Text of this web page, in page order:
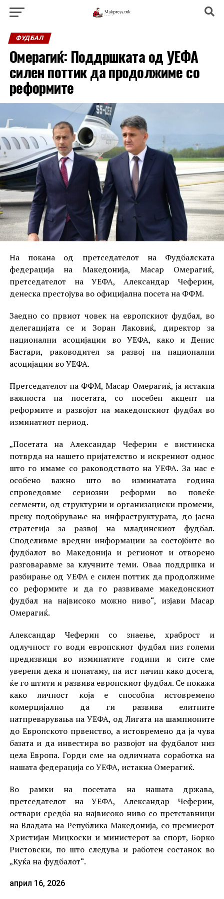
ФУДБАЛ
Омерагиќ: Поддршката од УЕФА
силен поттик да продолжиме со
реформите
На покана од претседателот на Фудбалската
федерација на Македонија, Масар Омерагиќ,
претседателот на УЕФА, Александар Чеферин,
денеска престојува во официјална посета на ФФМ.
Заедно со првиот човек на европскиот фудбал, во
делегацијата се и Зоран Лаковиќ, директор за
национални асоцијации во УЕФА, како и Денис
Бастари, раководител за развој на национални
асоцијации во УЕФА.
Претседателот на ФФМ, Масар Омерагиќ, ја истакна
важноста на посетата, со посебен акцент на
реформите и развојот на македонскиот фудбал во
изминатиот период.
„Посетата на Александар Чеферин е вистинска
потврда на нашето пријателство и искрениот однос
што го имаме со раководството на УЕФА. За нас е
особено важно што во изминатата година
спроведовме сериозни реформи во повеќе
сегменти, од структурни и организациски промени,
преку подобрување на инфраструктурата, до јасна
стратегија за развој на младинскиот фудбал.
Споделивме вредни информации за состојбите во
фудбалот во Македонија и регионот и отворено
разговаравме за клучните теми. Оваа поддршка и
разбирање од УЕФА е силен поттик да продолжиме
со реформите и да го развиваме македонскиот
фудбал на највисоко можно ниво“, изјави Масар
Омерагиќ.
Александар Чеферин со знаење, храброст и
одлучност го води европскиот фудбал низ големи
предизвици во изминатите години и сите сме
уверени дека и понатаму, на ист начин како досега,
ќе го штити и развива европскиот фудбал. Се покажа
како личност која е способна истовремено
комерцијално да ги развива елитните
натпреварувања на УЕФА, од Лигата на шампионите
до Европското првенство, а истовремено да ја чува
базата и да инвестира во развојот на фудбалот низ
цела Европа. Горди сме на одличната соработка на
нашата федерација со УЕФА, истакна Омерагиќ.
Во рамки на посетата на нашата држава,
претседателот на УЕФА, Александар Чеферин,
оствари средба на највисоко ниво со претставници
на Владата на Република Македонија, со премиерот
Христијан Мицкоски и министерот за спорт, Борко
Ристовски, по што следува и работен состанок во
„Куќа на фудбалот“.
април 16, 2026